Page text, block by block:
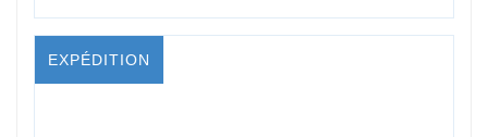
EXPÉDITION